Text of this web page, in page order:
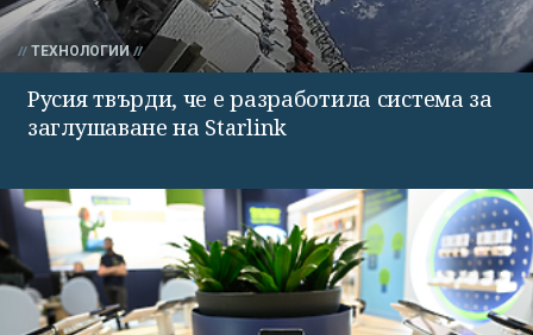
ТЕХНОЛОГИИ
Русия твърди, че е разработила система за
заглушаване на Starlink